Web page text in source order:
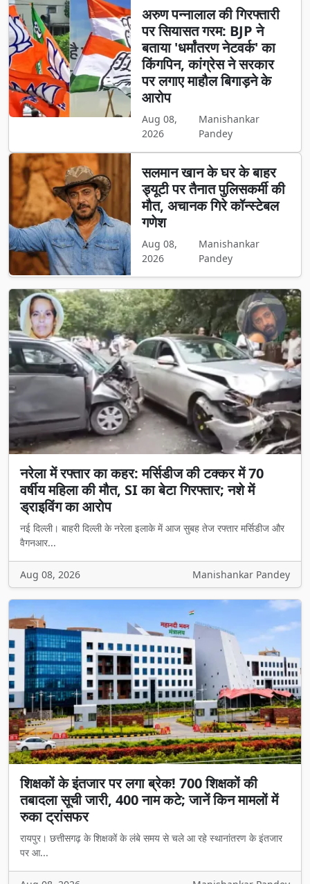
अरुण पन्नालाल की गिरफ्तारी
पर सियासत गरम: BJP ने
बताया 'धर्मांतरण नेटवर्क' का
किंगपिन, कांग्रेस ने सरकार
पर लगाए माहौल बिगाड़ने के
आरोप
Aug 08,
2026
Manishankar
Pandey
सलमान खान के घर के बाहर
ड्यूटी पर तैनात पुलिसकर्मी की
मौत, अचानक गिरे कॉन्स्टेबल
गणेश
Aug 08,
2026
Manishankar
Pandey
नरेला में रफ्तार का कहर: मर्सिडीज की टक्कर में 70
वर्षीय महिला की मौत, SI का बेटा गिरफ्तार; नशे में
ड्राइविंग का आरोप
नई दिल्ली। बाहरी दिल्ली के नरेला इलाके में आज सुबह तेज रफ्तार मर्सिडीज और
वैगनआर...
Aug 08, 2026 Manishankar Pandey
शिक्षकों के इंतजार पर लगा ब्रेक! 700 शिक्षकों की
तबादला सूची जारी, 400 नाम कटे; जानें किन मामलों में
रुका ट्रांसफर
रायपुर। छत्तीसगढ़ के शिक्षकों के लंबे समय से चले आ रहे स्थानांतरण के इंतजार
पर आ...